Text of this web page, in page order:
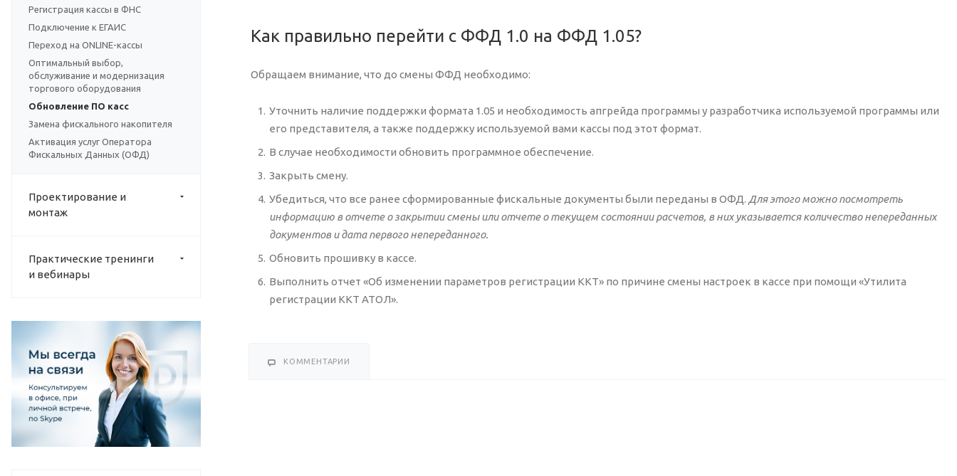
Регистрация кассы в ФНС
Подключение к ЕГАИС
Переход на ONLINE-кассы
Оптимальный выбор,
обслуживание и модернизация
торгового оборудования
Обновление ПО касс
Замена фискального накопителя
Активация услуг Оператора
Фискальных Данных (ОФД)
Проектирование и
монтаж
Практические тренинги
и вебинары
Как правильно перейти с ФФД 1.0 на ФФД 1.05?
Обращаем внимание, что до смены ФФД необходимо:
Уточнить наличие поддержки формата 1.05 и необходимость апгрейда программы у разработчика используемой программы или
его представителя, а также поддержку используемой вами кассы под этот формат.
В случае необходимости обновить программное обеспечение.
Закрыть смену.
Убедиться, что все ранее сформированные фискальные документы были переданы в ОФД. Для этого можно посмотреть
информацию в отчете о закрытии смены или отчете о текущем состоянии расчетов, в них указывается количество непереданных
документов и дата первого непереданного.
Обновить прошивку в кассе.
Выполнить отчет «Об изменении параметров регистрации ККТ» по причине смены настроек в кассе при помощи «Утилита
регистрации ККТ АТОЛ».
КОММЕНТАРИИ